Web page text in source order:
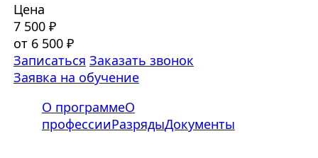
Цена
7 500 ₽
от 6 500 ₽
Записаться Заказать звонок
Заявка на обучение
О программеО
профессииРазрядыДокументы